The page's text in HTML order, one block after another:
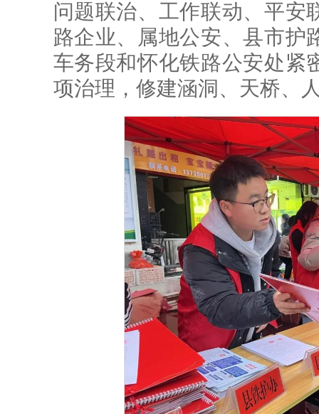
问题联治、工作联动、平安
路企业、属地公安、县市护
车务段和怀化铁路公安处紧
项治理，修建涵洞、天桥、